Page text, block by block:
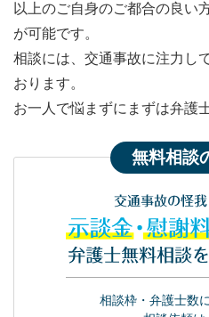
以上のご自身のご都合の良い
が可能です。
相談には、交通事故に注力し
おります。
お一人で悩まずにまずは弁護
無料相談
交通事故の怪
示談金・慰謝料
弁護士無料相談
相談枠・弁護士数